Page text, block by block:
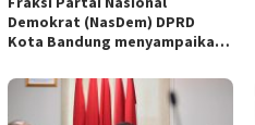
Demokrat (NasDem) DPRD
Kota Bandung menyampaikan
empat Rancangan Peraturan
Daerah (Raperda) yang
diajukan Pemerintah Kota